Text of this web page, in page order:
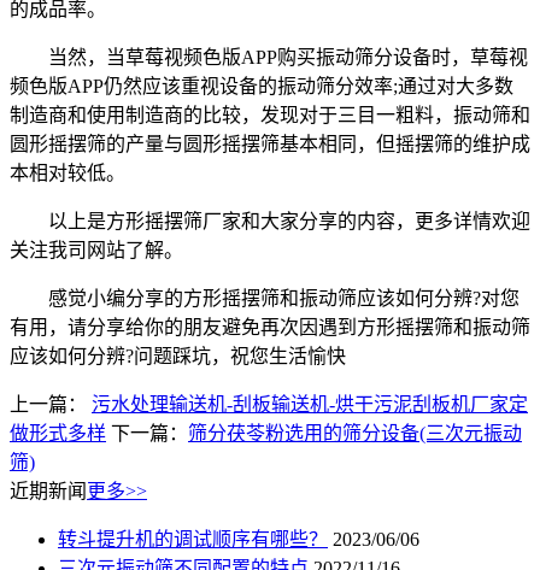
的成品率。
当然，当草莓视频色版APP购买振动筛分设备时，草莓视
频色版APP仍然应该重视设备的振动筛分效率;通过对大多数
制造商和使用制造商的比较，发现对于三目一粗料，振动筛和
圆形摇摆筛的产量与圆形摇摆筛基本相同，但摇摆筛的维护成
本相对较低。
以上是方形摇摆筛厂家和大家分享的内容，更多详情欢迎
关注我司网站了解。
感觉小编分享的方形摇摆筛和振动筛应该如何分辨?对您
有用，请分享给你的朋友避免再次因遇到方形摇摆筛和振动筛
应该如何分辨?问题踩坑，祝您生活愉快
上一篇： 污水处理输送机-刮板输送机-烘干污泥刮板机厂家定
做形式多样 下一篇： 筛分茯苓粉选用的筛分设备(三次元振动
筛)
近期新闻 更多>>
转斗提升机的调试顺序有哪些？
2023/06/06